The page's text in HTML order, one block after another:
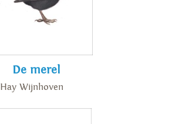
De merel
Hay Wijnhoven